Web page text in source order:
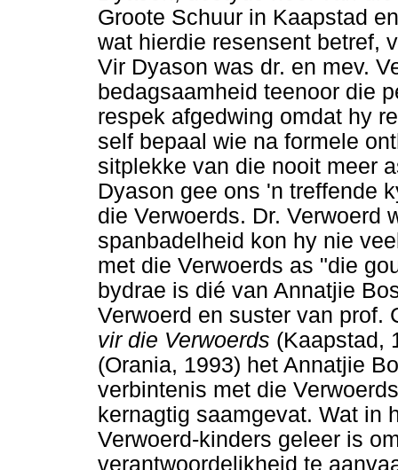
Groote Schuur in Kaapstad
wat hierdie resensent betref,
Vir Dyason was dr. en mev.
bedagsaamheid teenoor die
respek afgedwing omdat hy
self bepaal wie na formele
sitplekke van die nooit meer
Dyason gee ons 'n treffende
die Verwoerds. Dr. Verwoerd
spanbadelheid kon hy nie
met die Verwoerds as "die
bydrae is dié van Annatjie
Verwoerd en suster van prof.
vir die Verwoerds (Kaapstad,
(Orania, 1993) het Annatjie
verbintenis met die
kernagtig saamgevat. Wat in
Verwoerd-kinders geleer is
verantwoordelikheid te